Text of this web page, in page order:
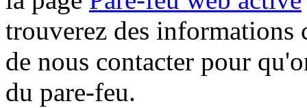
trouverez des informations
de nous contacter pour
du pare-feu.